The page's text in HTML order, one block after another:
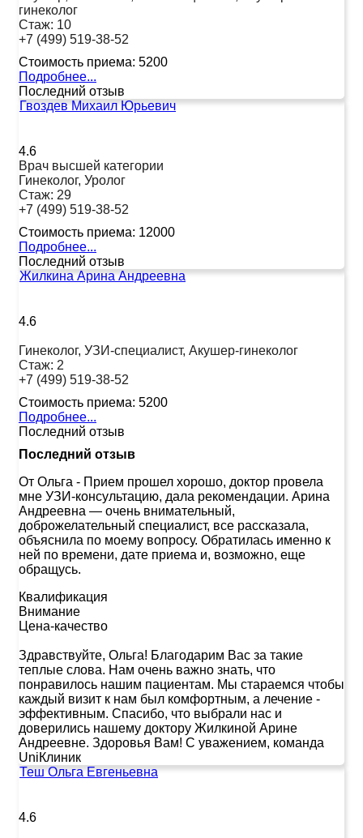
гинеколог
Стаж: 10
+7 (499) 519-38-52
Стоимость приема: 5200
Подробнее...
Последний отзыв
Гвоздев Михаил Юрьевич
4.6
Врач высшей категории
Гинеколог, Уролог
Стаж: 29
+7 (499) 519-38-52
Стоимость приема: 12000
Подробнее...
Последний отзыв
Жилкина Арина Андреевна
4.6
Гинеколог, УЗИ-специалист, Акушер-гинеколог
Стаж: 2
+7 (499) 519-38-52
Стоимость приема: 5200
Подробнее...
Последний отзыв
Последний отзыв
От Ольга - Прием прошел хорошо, доктор провела
мне УЗИ-консультацию, дала рекомендации. Арина
Андреевна — очень внимательный,
доброжелательный специалист, все рассказала,
объяснила по моему вопросу. Обратилась именно к
ней по времени, дате приема и, возможно, еще
обращусь.
Квалификация
Внимание
Цена-качество
Здравствуйте, Ольга! Благодарим Вас за такие
теплые слова. Нам очень важно знать, что
понравилось нашим пациентам. Мы стараемся чтобы
каждый визит к нам был комфортным, а лечение -
эффективным. Спасибо, что выбрали нас и
доверились нашему доктору Жилкиной Арине
Андреевне. Здоровья Вам! С уважением, команда
UniКлиник
Теш Ольга Евгеньевна
4.6